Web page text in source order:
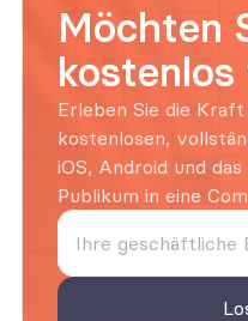
Möchten
Erleben Sie die
kostenlosen,
iOS, Android und
Publikum in eine